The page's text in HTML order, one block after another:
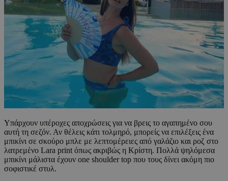
Υπάρχουν υπέροχες αποχρώσεις για να βρεις το αγαπημένο σου
αυτή τη σεζόν. Αν θέλεις κάτι τολμηρό, μπορείς να επιλέξεις ένα
μπικίνι σε σκούρο μπλε με λεπτομέρειες από γαλάζιο και ροζ στο
λατρεμένο Lara print όπως ακριβώς η Κρίστη. Πολλά ψηλόμεσα
μπικίνι μάλιστα έχουν one shoulder top που τους δίνει ακόμη πιο
σοφιστικέ στυλ.